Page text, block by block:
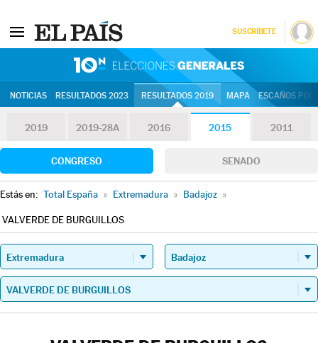
SUSCRÍBETE
NOTICIAS RESULTADOS 2023 RESULTADOS 2019 MAPA ESCAÑOS
2019 2019-28A 2016 2015 2011
CONGRESO SENADO
Estás en: Total España » Extremadura » Badajoz »
VALVERDE DE BURGUILLOS